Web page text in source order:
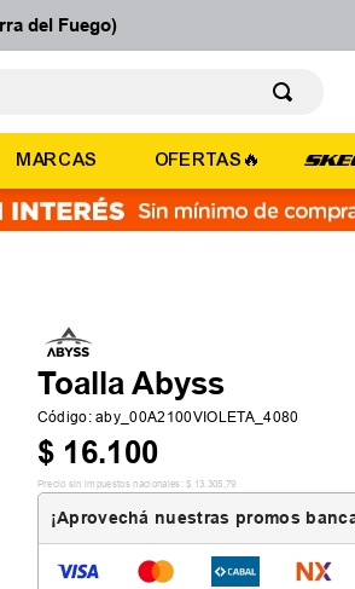
del Fuego)
MARCAS OFERTAS🔥
Toalla Abyss
Código:aby_00A2100VIOLETA_4080
$ 16.100
Precio sin impuestos nacionales: $ 13.305 ,79
¡Aprovechá nuestras promos